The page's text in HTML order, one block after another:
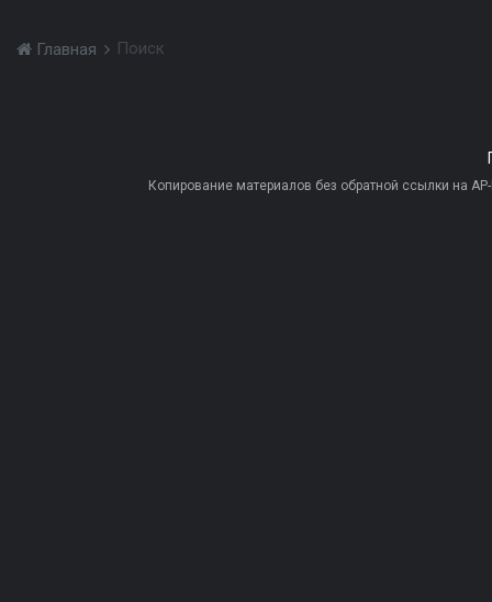
Главная Поиск
Копирование материалов без обратной ссылки на